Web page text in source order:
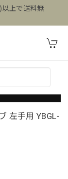
上で送料無
左手用 YBGL-